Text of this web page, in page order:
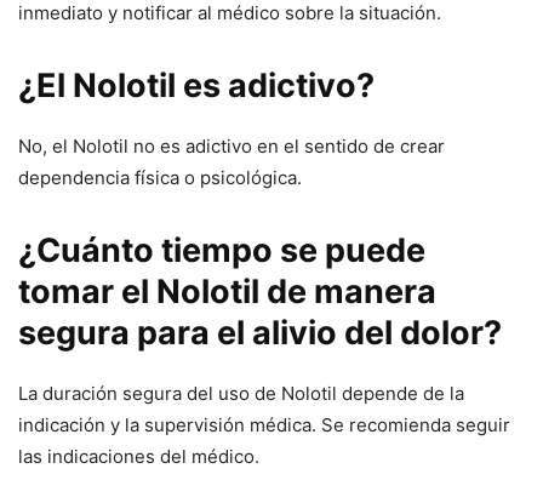
inmediato y notificar al médico sobre la situación.
¿El Nolotil es adictivo?
No, el Nolotil no es adictivo en el sentido de crear
dependencia física o psicológica.
¿Cuánto tiempo se puede
tomar el Nolotil de manera
segura para el alivio del dolor?
La duración segura del uso de Nolotil depende de la
indicación y la supervisión médica. Se recomienda seguir
las indicaciones del médico.